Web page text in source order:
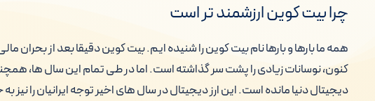
چرا بیت کوین ارزشمند تر است
کنون، نوسانات زیادی را پشت سر گذاشته است. اما در طی تمام این سال ها،
دیجیتال دنیا مانده است. این ارز دیجیتال در سال های اخیر توجه ایرانیان را